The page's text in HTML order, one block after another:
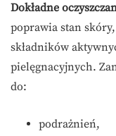
Dokładne
poprawia stan
składników
pielęgnacyjnych.
do:
podrażnień,